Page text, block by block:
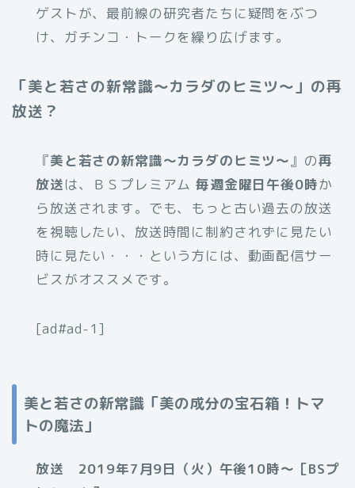
ゲストが、最前線の研究者たちに疑問をぶつ
け、ガチンコ・トークを繰り広げます。
「美と若さの新常識～カラダのヒミツ～」の再
放送？
『美と若さの新常識～カラダのヒミツ～』の再
放送は、ＢＳプレミアム 毎週金曜日午後0時か
ら放送されます。でも、もっと古い過去の放送
を視聴したい、放送時間に制約されずに見たい
時に見たい・・・という方には、動画配信サー
ビスがオススメです。
[ad#ad-1]
美と若さの新常識「美の成分の宝石箱！トマ
トの魔法」
放送 2019年7月9日（火）午後10時～［BSプ